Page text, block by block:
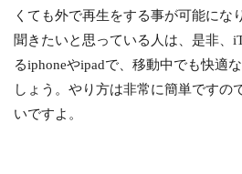
くても外で再生をする事が可能にな
聞きたいと思っている人は、是非、
るiphoneやipadで、移動中でも快適
しょう。やり方は非常に簡単ですの
いですよ。